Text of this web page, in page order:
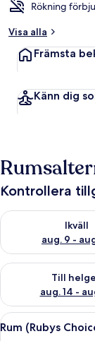
Rökning
Visa alla
Främsta
Känn dig
Kontrollera
Ikväll
aug. 9 -
Kontrollera
Till
aug. 14 -
Kontrollera
Öppna
alla
6
Rum (Rubys